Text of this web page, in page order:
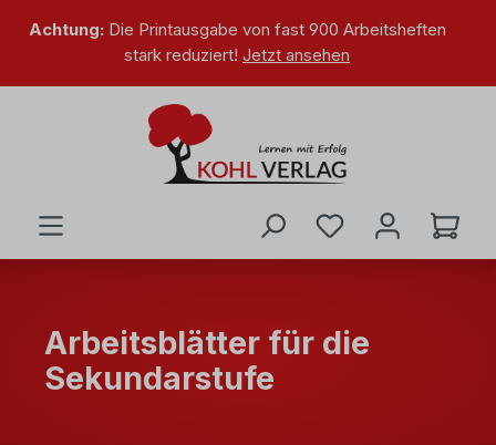
springen
Achtung: Die Printausgabe von fast 900 Arbeitsheften
stark reduziert! Jetzt ansehen
Arbeitsblätter für die
Sekundarstufe